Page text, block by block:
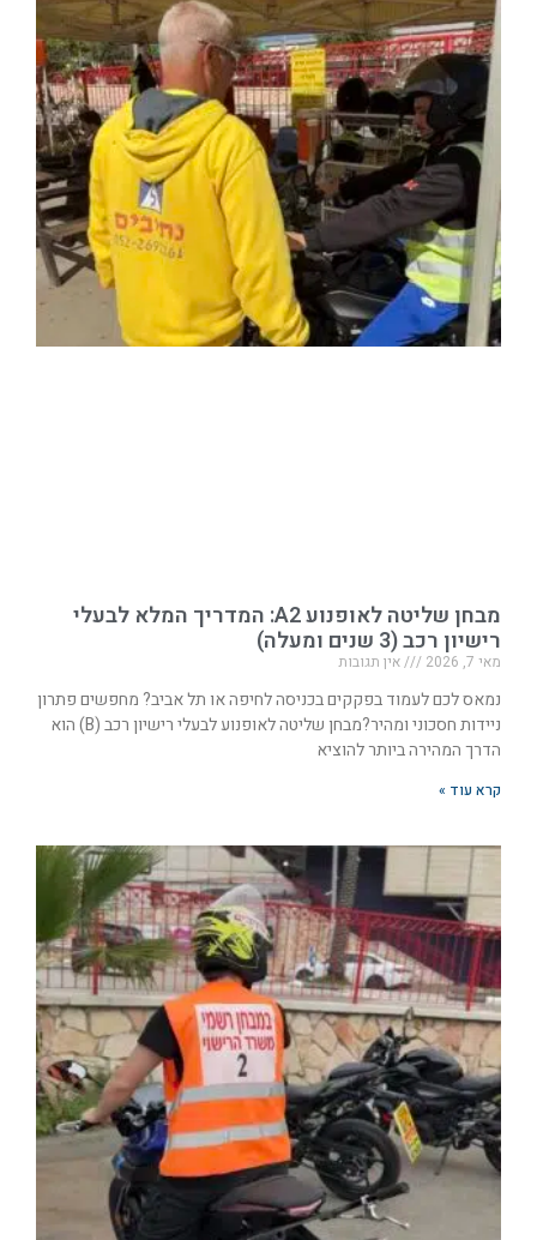
מבחן שליטה לאופנוע A2: המדריך המלא לבעלי
רישיון רכב (3 שנים ומעלה)
מאי 7, 2026 אין תגובות
נמאס לכם לעמוד בפקקים בכניסה לחיפה או תל אביב? מחפשים פתרון
ניידות חסכוני ומהיר?מבחן שליטה לאופנוע לבעלי רישיון רכב (B) הוא
הדרך המהירה ביותר להוציא
קרא עוד »